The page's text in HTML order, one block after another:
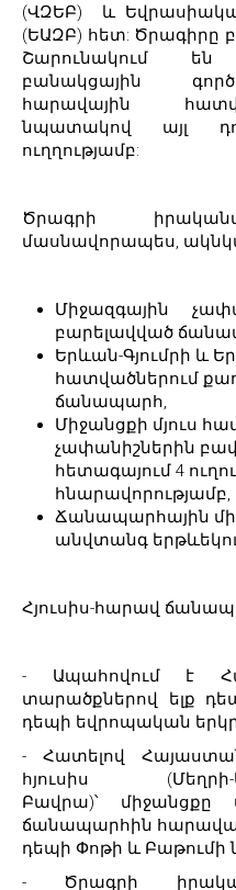
(ՎԶԵԲ) և
(ԵԱԶԲ) հետ: Ծրագիրը
Շարունակում
բանակցային
հարավային
նպատակով այլ
ուղղությամբ:
Ծրագրի
մասնավորապես,
Միջազգային
բարելավված
Երևան-Գյումրի և
հատվածներում
ճանապարհ,
Միջանցքի մյուս
չափանիշներին
հետագայում 4
հնարավորությամբ,
Ճանապարհային
անվտանգ
Հյուսիս-հարավ
- Ապահովում է
տարածքներով ելք
դեպի եվրոպական
- Հատելով
հյուսիս (Մեղրի-
Բավրա)՝
ճանապարհին
դեպի Փոթի և
- Ծրագրի